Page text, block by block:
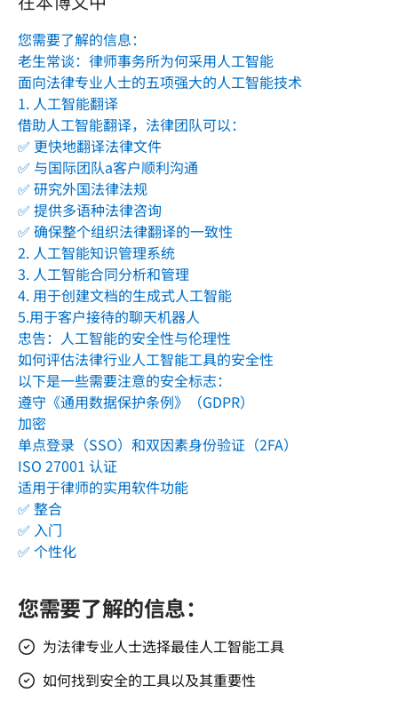
您需要了解的信息：
老生常谈：律师事务所为何采用人工智能
面向法律专业人士的五项强大的人工智能技术
1. 人工智能翻译
借助人工智能翻译，法律团队可以：
✅ 更快地翻译法律文件
✅ 与国际团队a客户顺利沟通
✅ 研究外国法律法规
✅ 提供多语种法律咨询
✅ 确保整个组织法律翻译的一致性
2. 人工智能知识管理系统
3. 人工智能合同分析和管理
4. 用于创建文档的生成式人工智能
5.用于客户接待的聊天机器人
忠告：人工智能的安全性与伦理性
如何评估法律行业人工智能工具的安全性
以下是一些需要注意的安全标志：
遵守《通用数据保护条例》（GDPR）
加密
单点登录（SSO）和双因素身份验证（2FA）
ISO 27001 认证
适用于律师的实用软件功能
✅ 整合
✅ 入门
✅ 个性化
您需要了解的信息：
为法律专业人士选择最佳人工智能工具
如何找到安全的工具以及其重要性